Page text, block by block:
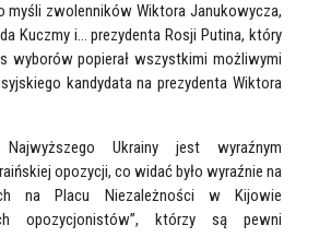
myśli zwolenników Wiktora Janukowycza,
Kuczmy i… prezydenta Rosji Putina, który
wyborów popierał wszystkimi możliwymi
kandydata na prezydenta Wiktora
Ukrainy jest wyraźnym
opozycji, co widać było wyraźnie na
na Placu Niezależności w Kijowie
opozycjonistów”, którzy są pewni